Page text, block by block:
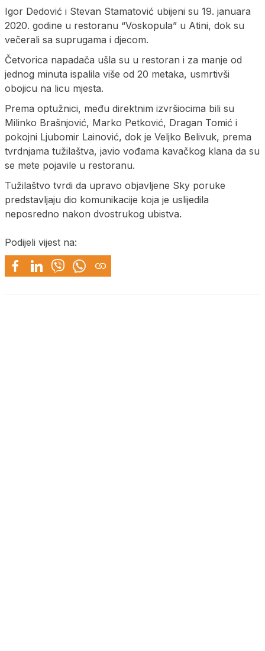
Igor Dedović i Stevan Stamatović ubijeni su 19. januara
2020. godine u restoranu “Voskopula” u Atini, dok su
večerali sa suprugama i djecom.
Četvorica napadača ušla su u restoran i za manje od
jednog minuta ispalila više od 20 metaka, usmrtivši
obojicu na licu mjesta.
Prema optužnici, među direktnim izvršiocima bili su
Milinko Brašnjović, Marko Petković, Dragan Tomić i
pokojni Ljubomir Lainović, dok je Veljko Belivuk, prema
tvrdnjama tužilaštva, javio vođama kavačkog klana da su
se mete pojavile u restoranu.
Tužilaštvo tvrdi da upravo objavljene Sky poruke
predstavljaju dio komunikacije koja je uslijedila
neposredno nakon dvostrukog ubistva.
Podijeli vijest na: